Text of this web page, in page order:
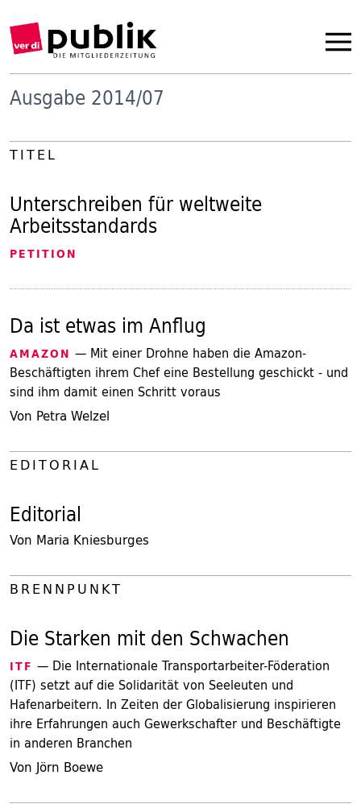
Ausgabe 2014/07
TITEL
Unterschreiben für weltweite
Arbeitsstandards
PETITION
Da ist etwas im Anflug
AMAZON — Mit einer Drohne haben die Amazon-
Beschäftigten ihrem Chef eine Bestellung geschickt - und
sind ihm damit einen Schritt voraus
Von Petra Welzel
EDITORIAL
Editorial
Von Maria Kniesburges
BRENNPUNKT
Die Starken mit den Schwachen
ITF — Die Internationale Transportarbeiter-Föderation
(ITF) setzt auf die Solidarität von Seeleuten und
Hafenarbeitern. In Zeiten der Globalisierung inspirieren
ihre Erfahrungen auch Gewerkschafter und Beschäftigte
in anderen Branchen
Von Jörn Boewe